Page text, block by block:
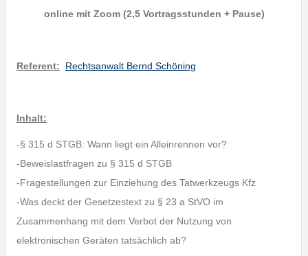
online mit Zoom (2,5 Vortragsstunden + Pause)
Referent: Rechtsanwalt Bernd Schöning
Inhalt:
-§ 315 d STGB: Wann liegt ein Alleinrennen vor?
-Beweislastfragen zu § 315 d STGB
-Fragestellungen zur Einziehung des Tatwerkzeugs Kfz
-Was deckt der Gesetzestext zu § 23 a StVO im
Zusammenhang mit dem Verbot der Nutzung von
elektronischen Geräten tatsächlich ab?